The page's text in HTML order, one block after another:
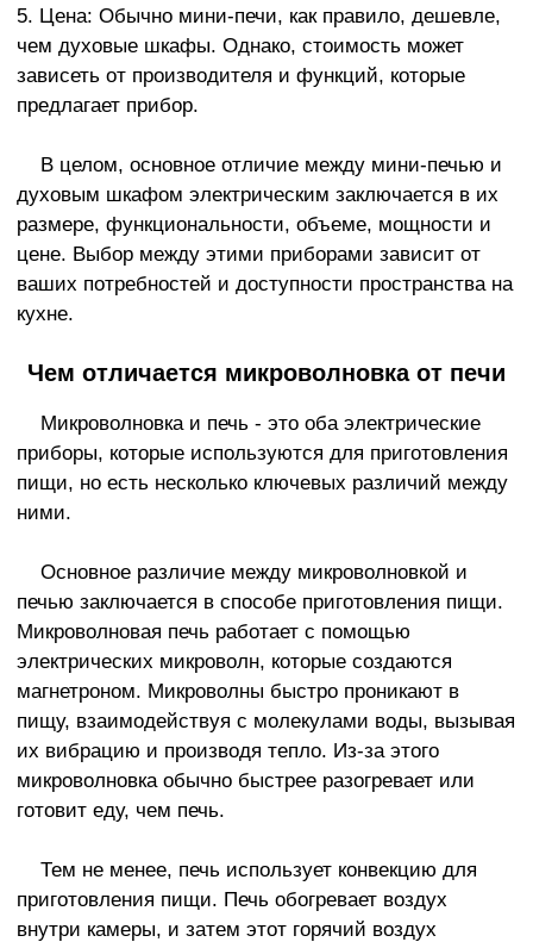
5. Цена: Обычно мини-печи, как правило, дешевле,
чем духовые шкафы. Однако, стоимость может
зависеть от производителя и функций, которые
предлагает прибор.
В целом, основное отличие между мини-печью и
духовым шкафом электрическим заключается в их
размере, функциональности, объеме, мощности и
цене. Выбор между этими приборами зависит от
ваших потребностей и доступности пространства на
кухне.
Чем отличается микроволновка от печи
Микроволновка и печь - это оба электрические
приборы, которые используются для приготовления
пищи, но есть несколько ключевых различий между
ними.
Основное различие между микроволновкой и
печью заключается в способе приготовления пищи.
Микроволновая печь работает с помощью
электрических микроволн, которые создаются
магнетроном. Микроволны быстро проникают в
пищу, взаимодействуя с молекулами воды, вызывая
их вибрацию и производя тепло. Из-за этого
микроволновка обычно быстрее разогревает или
готовит еду, чем печь.
Тем не менее, печь использует конвекцию для
приготовления пищи. Печь обогревает воздух
внутри камеры, и затем этот горячий воздух